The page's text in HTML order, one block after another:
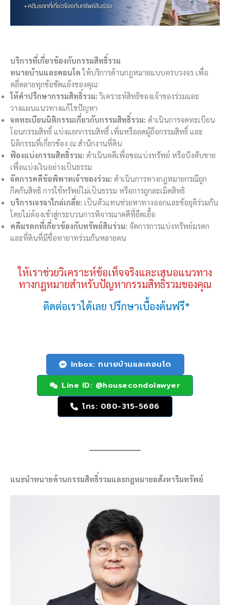
บริการที่เกี่ยวข้องกับกรรมสิทธิ์รวม
ทนายบ้านและคอนโด ให้บริการด้านกฎหมายแบบครบวงจร เพื่อ
คลี่คลายทุกข้อขัดแย้งของคุณ:
ให้คำปรึกษากรรมสิทธิ์รวม: วิเคราะห์สิทธิของเจ้าของร่วมและ
วางแผนแนวทางแก้ไขปัญหา
จดทะเบียนนิติกรรมเกี่ยวกับกรรมสิทธิ์รวม: ดำเนินการจดทะเบียน
โอนกรรมสิทธิ์ แบ่งแยกกรรมสิทธิ์ เพิ่มหรือลดผู้ถือกรรมสิทธิ์ และ
นิติกรรมที่เกี่ยวข้อง ณ สำนักงานที่ดิน
ฟ้องแบ่งกรรมสิทธิ์รวม: ดำเนินคดีเพื่อขอแบ่งทรัพย์ หรือบังคับขาย
เพื่อแบ่งเงินอย่างเป็นธรรม
จัดการคดีข้อพิพาทเจ้าของร่วม: ดำเนินการทางกฎหมายกรณีถูก
กีดกันสิทธิ การใช้ทรัพย์ไม่เป็นธรรม หรือการถูกละเมิดสิทธิ
บริการเจรจาไกล่เกลี่ย: เป็นตัวแทนช่วยหาทางออกและข้อยุติร่วมกัน
โดยไม่ต้องเข้าสู่กระบวนการพิจารณาคดีที่ยืดเยื้อ
คดีมรดกที่เกี่ยวข้องกับทรัพย์สินร่วม: จัดการการแบ่งทรัพย์มรดก
และที่ดินที่มีชื่อทายาทร่วมกันหลายคน
ให้เราช่วยวิเคราะห์ข้อเท็จจริงและเสนอแนวทาง
ทางกฎหมายสำหรับปัญหากรรมสิทธิ์รวมของคุณ
ติดต่อเราได้เลย ปรึกษาเบื้องต้นฟรี*
Inbox: ทนายบ้านและคอนโด
Line ID: @housecondolawyer
โทร: 080-315-5686
แนะนำทนายด้านกรรมสิทธิ์รวมและกฎหมายอสังหาริมทรัพย์